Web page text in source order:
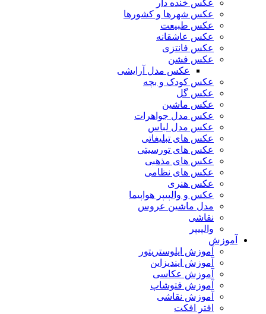
عکس خنده دار
عکس شهرها و کشورها
عکس طبیعت
عکس عاشقانه
عکس فانتزی
عکس فشن
عکس مدل آرایشی
عکس کودک و بچه
عکس گل
عکس ماشین
عکس مدل جواهرات
عکس مدل لباس
عکس های تبلیغاتی
عکس های تورسیتی
عکس های مذهبی
عکس های نظامی
عکس هنری
عکس و والپیپر هواپیما
مدل ماشین عروس
نقاشی
والپیپر
آموزش
آموزش ایلوستریتور
آموزش ایندیزاین
آموزش عکاسی
آموزش فتوشاپ
آموزش نقاشی
افتر افکت